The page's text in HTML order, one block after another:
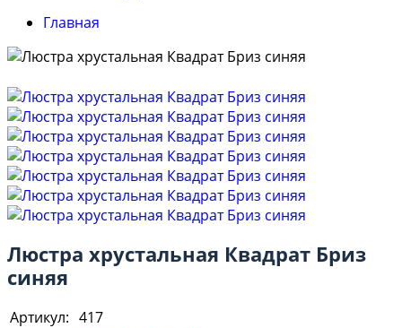
Главная
Люстра хрустальная Квадрат Бриз
синяя
Артикул: 417